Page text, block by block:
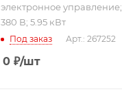
электронное управление;
380 В; 5.95 кВт
Под заказ Арт.: 267252
0 ₽/шт